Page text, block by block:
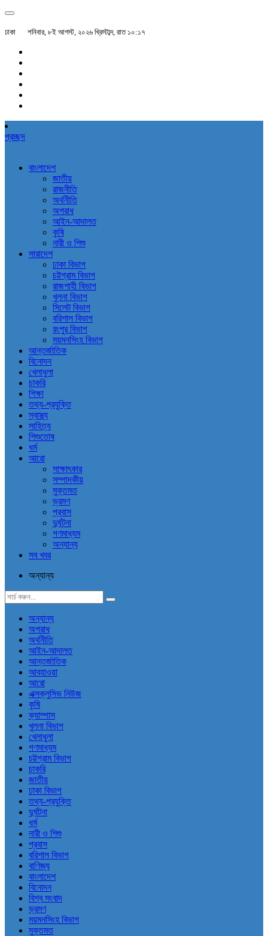
ঢাকা শনিবার, ৮ই আগস্ট, ২০২৬ খ্রিস্টাব্দ, রাত ১০:১৭
প্রচ্ছদ
বাংলাদেশ
জাতীয়
রাজনীতি
অর্থনীতি
অপরাধ
আইন-আদালত
কৃষি
নারী ও শিশু
সারাদেশ
ঢাকা বিভাগ
চট্টগ্রাম বিভাগ
রাজশাহী বিভাগ
খুলনা বিভাগ
সিলেট বিভাগ
বরিশাল বিভাগ
রংপুর বিভাগ
ময়মনসিংহ বিভাগ
আন্তর্জাতিক
বিনোদন
খেলাধুলা
চাকরি
শিক্ষা
তথ্য-প্রযুক্তি
স্বাস্থ্য
সাহিত্য
শিশুতোষ
ধর্ম
আরো
সাক্ষাৎকার
সম্পাদকীয়
মুক্তমত
ভ্রমণ
প্রবাস
দুর্ঘটনা
গণমাধ্যম
অন্যান্য
সব খবর
অন্যান্য
অন্যান্য
অপরাধ
অর্থনীতি
আইন-আদালত
আন্তর্জাতিক
আবহাওয়া
আরো
এক্সক্লুসিভ নিউজ
কৃষি
ক্যাম্পাস
খুলনা বিভাগ
খেলাধুলা
গণমাধ্যম
চট্টগ্রাম বিভাগ
চাকরি
জাতীয়
ঢাকা বিভাগ
তথ্য-প্রযুক্তি
দুর্ঘটনা
ধর্ম
নারী ও শিশু
প্রবাস
বরিশাল বিভাগ
বাণিজ্য
বাংলাদেশ
বিনোদন
বিশ্ব সংবাদ
ভ্রমণ
ময়মনসিংহ বিভাগ
মুক্তমত